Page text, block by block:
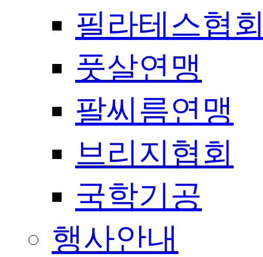
필라테스협
풋살연맹
팔씨름연맹
브리지협회
국학기공
행사안내